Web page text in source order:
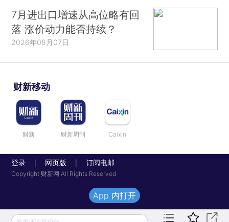
7月进出口增速从高位略有回
落 涨价动力能否持续？
2026年08月07日
财新移动
财新 财新周刊 Caixin
登录 网页版 订阅电邮
Copyright 财新网 All Rights Reserved
App 内打开